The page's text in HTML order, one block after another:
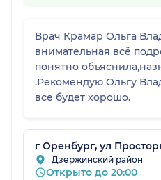
Врач Крамар Ольга
внимательная всё
понятно
.Рекомендую Ольгу
все будет хорошо.
г Оренбург, ул
Дзержинский район
Открыто до 20:00